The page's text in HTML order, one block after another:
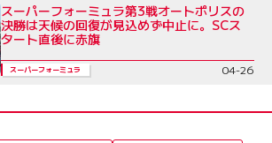
スーパーフォーミュラ第3戦オートポリスの
決勝は天候の回復が見込めず中止に。SCス
タート直後に赤旗
スーパーフォーミュラ 04-26